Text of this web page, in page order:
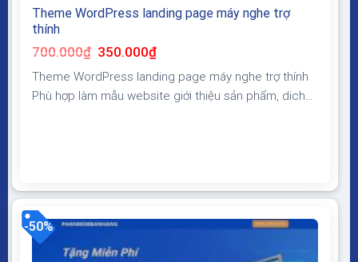
Theme WordPress landing page máy nghe trợ
thính
700.000₫ Giá
gốc
là:
700.000₫.
350.000₫Giá
tại
là:
350.000₫.
Theme WordPress landing page máy nghe trợ thính
Phù hợp làm mẫu website giới thiệu sản phẩm, dich
-50%